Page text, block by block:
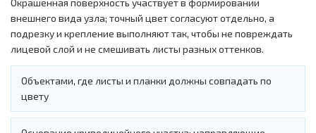
Окрашенная поверхность участвует в формировании
внешнего вида узла; точный цвет согласуют отдельно, а
подрезку и крепление выполняют так, чтобы не повреждать
лицевой слой и не смешивать листы разных оттенков.
Объектами, где листы и планки должны совпадать по
цвету